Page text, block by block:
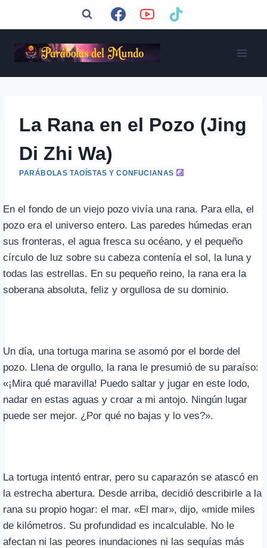
La Rana en el Pozo (Jing
Di Zhi Wa)
PARÁBOLAS TAOÍSTAS Y CONFUCIANAS
En el fondo de un viejo pozo vivía una rana. Para ella, el
pozo era el universo entero. Las paredes húmedas eran
sus fronteras, el agua fresca su océano, y el pequeño
círculo de luz sobre su cabeza contenía el sol, la luna y
todas las estrellas. En su pequeño reino, la rana era la
soberana absoluta, feliz y orgullosa de su dominio.
Un día, una tortuga marina se asomó por el borde del
pozo. Llena de orgullo, la rana le presumió de su paraíso:
«¡Mira qué maravilla! Puedo saltar y jugar en este lodo,
nadar en estas aguas y croar a mi antojo. Ningún lugar
puede ser mejor. ¿Por qué no bajas y lo ves?».
La tortuga intentó entrar, pero su caparazón se atascó en
la estrecha abertura. Desde arriba, decidió describirle a la
rana su propio hogar: el mar. «El mar», dijo, «mide miles
de kilómetros. Su profundidad es incalculable. No le
afectan ni las peores inundaciones ni las sequías más